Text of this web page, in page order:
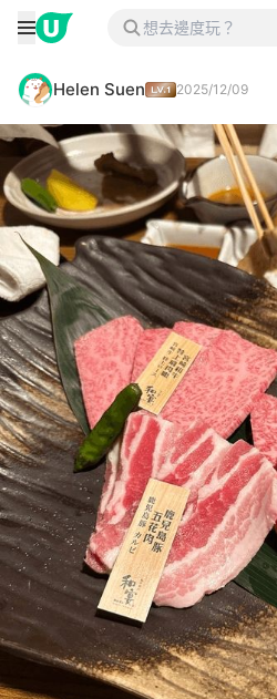
Helen Suen 2025/12/09